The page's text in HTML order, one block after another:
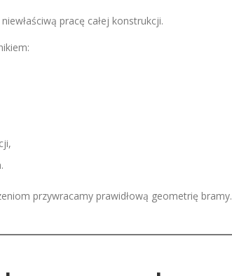
pracę całej konstrukcji.
przywracamy prawidłową geometrię bramy.